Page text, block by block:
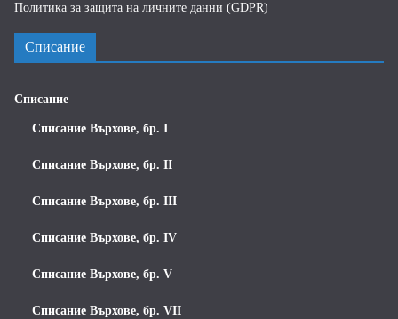
Политика за защита на личните данни (GDPR)
Списание
Списание
Списание Върхове, бр. I
Списание Върхове, бр. II
Списание Върхове, бр. III
Списание Върхове, бр. IV
Списание Върхове, бр. V
Списание Върхове, бр. VII